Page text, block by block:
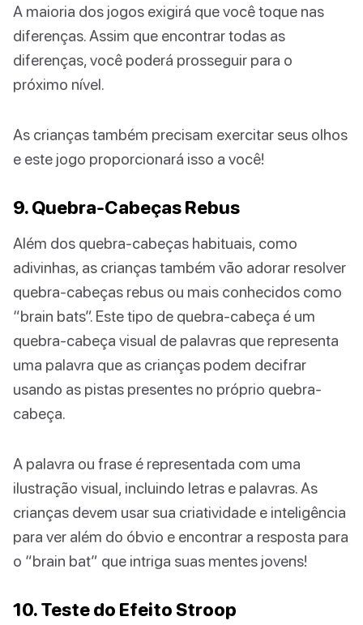
A maioria dos jogos exigirá que você toque nas
diferenças. Assim que encontrar todas as
diferenças, você poderá prosseguir para o
próximo nível.
As crianças também precisam exercitar seus olhos
e este jogo proporcionará isso a você!
9. Quebra-Cabeças Rebus
Além dos quebra-cabeças habituais, como
adivinhas, as crianças também vão adorar resolver
quebra-cabeças rebus ou mais conhecidos como
“brain bats”. Este tipo de quebra-cabeça é um
quebra-cabeça visual de palavras que representa
uma palavra que as crianças podem decifrar
usando as pistas presentes no próprio quebra-
cabeça.
A palavra ou frase é representada com uma
ilustração visual, incluindo letras e palavras. As
crianças devem usar sua criatividade e inteligência
para ver além do óbvio e encontrar a resposta para
o “brain bat” que intriga suas mentes jovens!
10. Teste do Efeito Stroop